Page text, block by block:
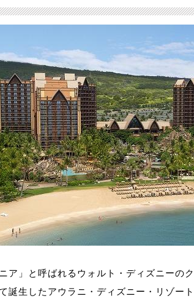
ニア」と呼ばれるウォルト・ディズニーの
誕生したアウラニ・ディズニー・リゾー